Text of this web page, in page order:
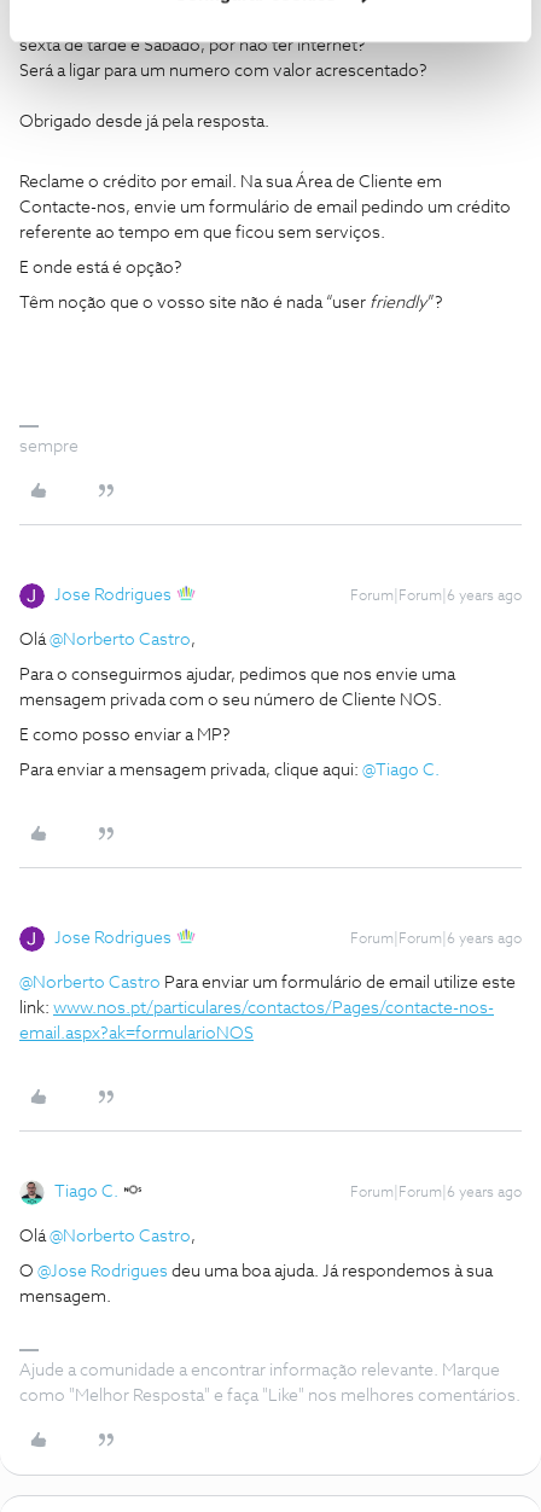
sexta de tarde e Sábado, por não ter Internet?
Será a ligar para um numero com valor acrescentado?
Obrigado desde já pela resposta.
Reclame o crédito por email. Na sua Área de Cliente em
Contacte-nos, envie um formulário de email pedindo um crédito
referente ao tempo em que ficou sem serviços.
E onde está é opção?
Têm noção que o vosso site não é nada “user friendly”?
sempre
Jose Rodrigues Forum|Forum|6 years ago
Olá@Norberto Castro,
Para o conseguirmos ajudar, pedimos que nos envie uma
mensagem privada com o seu número de Cliente NOS.
E como posso enviar a MP?
Para enviar a mensagem privada, clique aqui: @Tiago C.
Jose Rodrigues Forum|Forum|6 years ago
@Norberto Castro Para enviar um formulário de email utilize este
link: www.nos.pt/particulares/contactos/Pages/contacte-nos-
email.aspx?ak=formularioNOS
Tiago C. Forum|Forum|6 years ago
Olá@Norberto Castro,
O @Jose Rodrigues deu uma boa ajuda. Já respondemos à sua
mensagem.
Ajude a comunidade a encontrar informação relevante. Marque
como "Melhor Resposta" e faça "Like" nos melhores comentários.